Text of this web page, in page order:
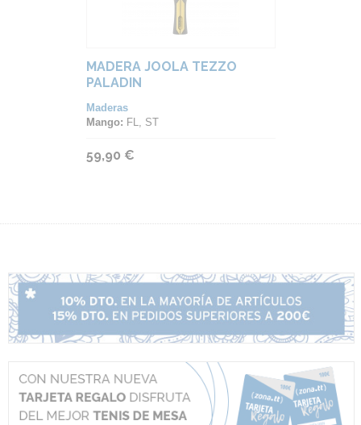
MADERA JOOLA TEZZO
PALADIN
Maderas
Mango: FL, ST
59,90 €